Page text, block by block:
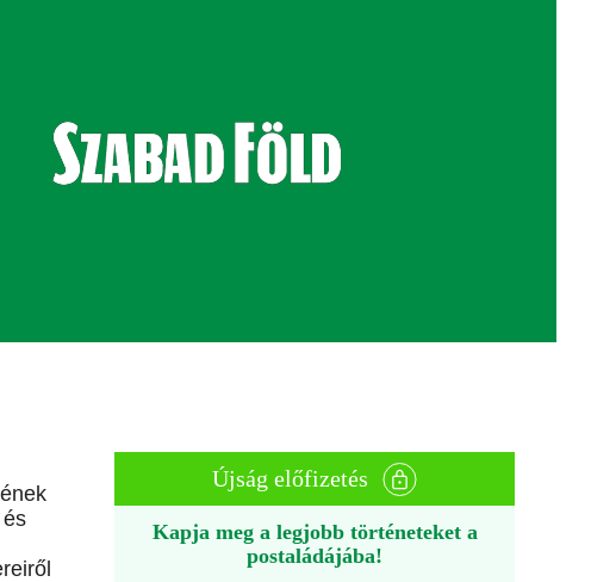
Újság előfizetés
Kapja meg a legjobb történeteket a
postaládájába!